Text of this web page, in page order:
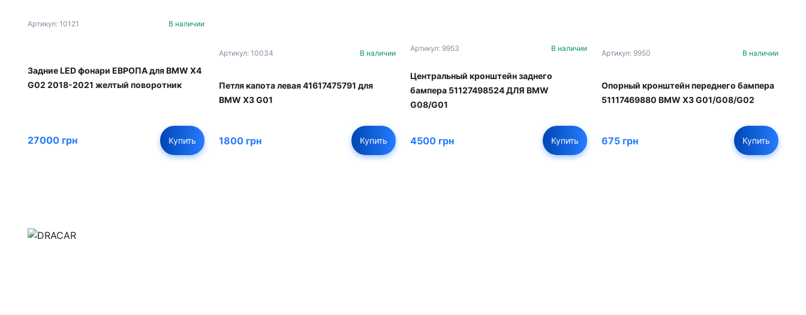
Артикул: 10121 В наличии
Задние LED фонари ЕВРОПА для BMW X4
G02 2018-2021 желтый поворотник
27000 грн Купить
Артикул: 10034 В наличии
Петля капота левая 41617475791 для
BMW X3 G01
1800 грн Купить
Артикул: 9953 В наличии
Центральный кронштейн заднего
бампера 51127498524 ДЛЯ BMW
G08/G01
4500 грн Купить
Артикул: 9950 В наличии
Опорный кронштейн переднего бампера
51117469880 BMW X3 G01/G08/G02
675 грн Купить